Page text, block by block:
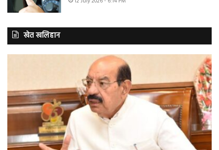
खेत खलिहान